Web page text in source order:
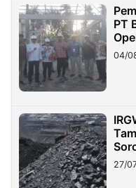
PT
04/
27/